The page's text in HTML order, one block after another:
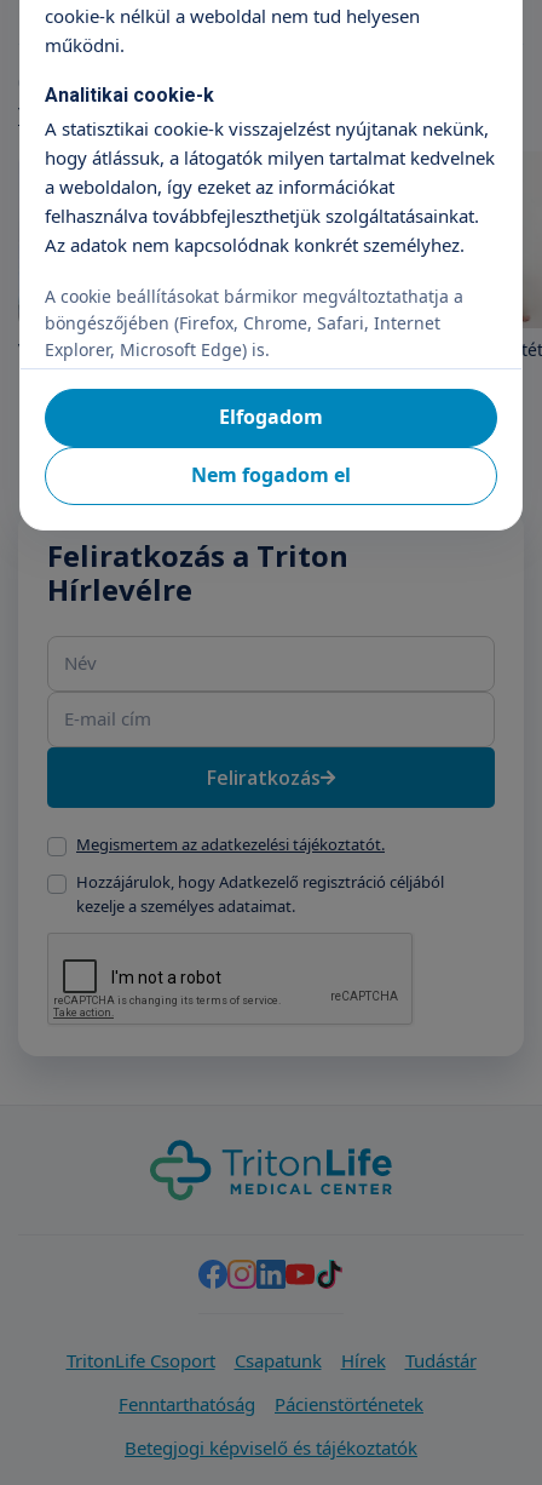
Cikkek
További cikkek
Visszér: mikor van szükség
műtétre?
Ragasztásos
Feliratkozás a Triton
Hírlevélre
Feliratkozás
Megismertem az adatkezelési tájékoztatót.
Hozzájárulok, hogy Adatkezelő regisztráció céljából
kezelje a személyes adataimat.
TritonLife Csoport Csapatunk Hírek
Tudástár
Fenntarthatóság
Pácienstörténetek
Betegjogi képviselő és tájékoztatók
cookie-k nélkül a weboldal nem tud helyesen
működni.
Analitikai cookie-k
A statisztikai cookie-k visszajelzést nyújtanak nekünk,
hogy átlássuk, a látogatók milyen tartalmat kedvelnek
a weboldalon, így ezeket az információkat
felhasználva továbbfejleszthetjük szolgáltatásainkat.
Az adatok nem kapcsolódnak konkrét személyhez.
A cookie beállításokat bármikor megváltoztathatja a
böngészőjében (Firefox, Chrome, Safari, Internet
Explorer, Microsoft Edge) is.
Nem fogadom el
Elfogadom